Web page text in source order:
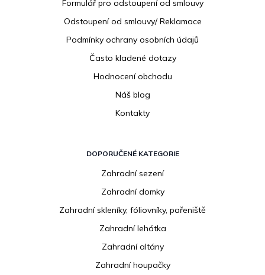
Formulář pro odstoupení od smlouvy
Odstoupení od smlouvy/ Reklamace
Podmínky ochrany osobních údajů
Často kladené dotazy
Hodnocení obchodu
Náš blog
Kontakty
DOPORUČENÉ KATEGORIE
Zahradní sezení
Zahradní domky
Zahradní skleníky, fóliovníky, pařeniště
Zahradní lehátka
Zahradní altány
Zahradní houpačky